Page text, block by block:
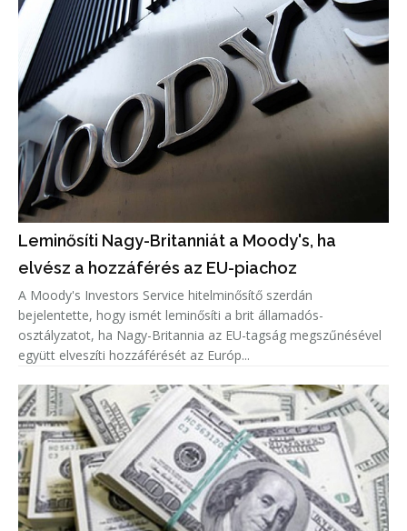
Leminősíti Nagy-Britanniát a Moody's, ha
elvész a hozzáférés az EU-piachoz
A Moody's Investors Service hitelminősítő szerdán
bejelentette, hogy ismét leminősíti a brit államadós-
osztályzatot, ha Nagy-Britannia az EU-tagság megszűnésével
együtt elveszíti hozzáférését az Európ...